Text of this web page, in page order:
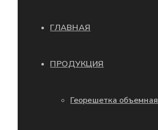
ГЛАВНАЯ
ПРОДУКЦИЯ
Георешетка объемная